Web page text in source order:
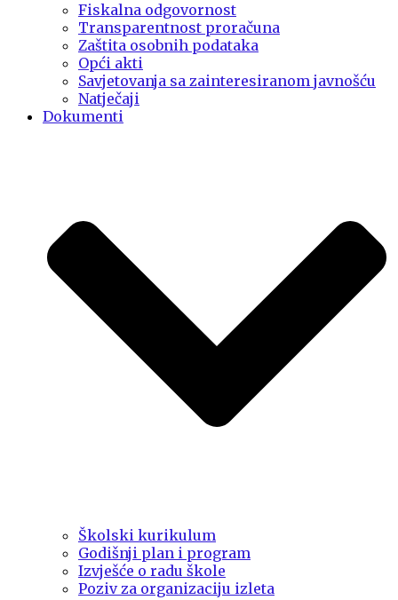
Fiskalna odgovornost
Transparentnost proračuna
Zaštita osobnih podataka
Opći akti
Savjetovanja sa zainteresiranom javnošću
Natječaji
Dokumenti
Školski kurikulum
Godišnji plan i program
Izvješće o radu škole
Poziv za organizaciju izleta